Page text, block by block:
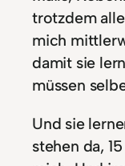
trotzdem
mich
damit sie
müssen
Und sie
stehen da,